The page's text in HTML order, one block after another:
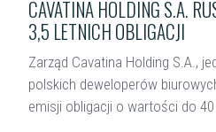
CAVATINA HOLDING S.A.
3,5 LETNICH OBLIGACJI
Zarząd Cavatina Holding S.A.,
polskich deweloperów
emisji obligacji o wartości do 40